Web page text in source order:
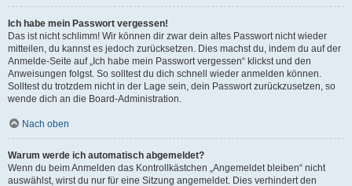
Ich habe mein Passwort vergessen!
Das ist nicht schlimm! Wir können dir zwar dein altes Passwort nicht wieder
mitteilen, du kannst es jedoch zurücksetzen. Dies machst du, indem du auf der
Anmelde-Seite auf „Ich habe mein Passwort vergessen“ klickst und den
Anweisungen folgst. So solltest du dich schnell wieder anmelden können.
Solltest du trotzdem nicht in der Lage sein, dein Passwort zurückzusetzen, so
wende dich an die Board-Administration.
Nach oben
Warum werde ich automatisch abgemeldet?
Wenn du beim Anmelden das Kontrollkästchen „Angemeldet bleiben“ nicht
auswählst, wirst du nur für eine Sitzung angemeldet. Dies verhindert den